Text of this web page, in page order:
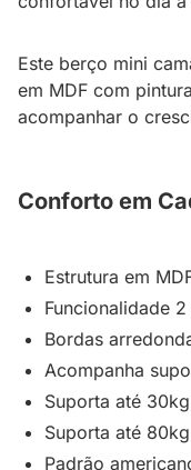
Este berço mini
em MDF com
acompanhar o
Conforto em
Estrutura em
Funcionalidade
Bordas
Acompanha
Suporta até
Suporta até
Padrão